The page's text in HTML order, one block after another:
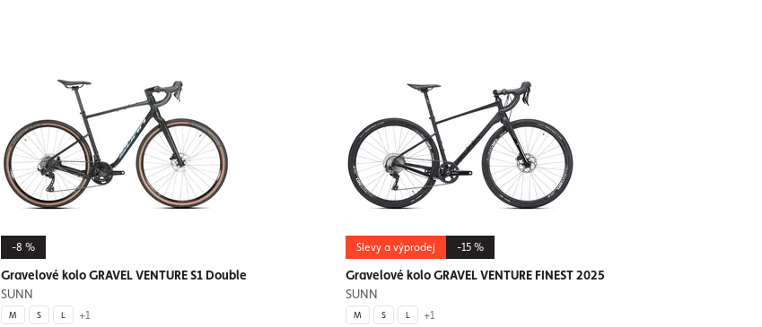
-8 %
Gravelové kolo GRAVEL VENTURE S1 Double
SUNN
M S L +1
Slevy a výprodej -15 %
Gravelové kolo GRAVEL VENTURE FINEST 2025
SUNN
M S L +1